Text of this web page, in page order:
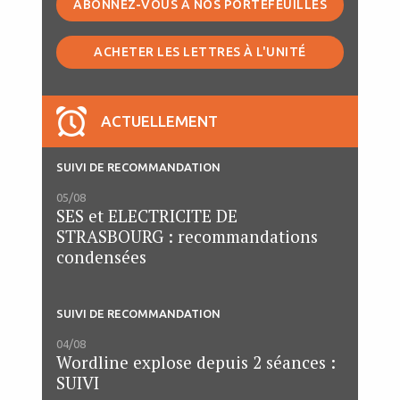
ABONNEZ-VOUS À NOS PORTEFEUILLES
ACHETER LES LETTRES À L'UNITÉ
ACTUELLEMENT
SUIVI DE RECOMMANDATION
05/08
SES et ELECTRICITE DE
STRASBOURG : recommandations
condensées
SUIVI DE RECOMMANDATION
04/08
Wordline explose depuis 2 séances :
SUIVI